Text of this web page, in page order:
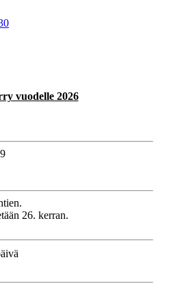
vuodelle 2026
26. kerran.